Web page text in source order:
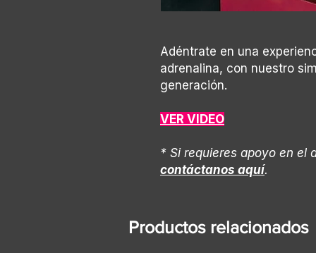
Adéntrate en una
adrenalina, con nuestro
generación.
VER VIDEO
* Si requieres apoyo en el
contáctanos aquí.
Productos relacionados